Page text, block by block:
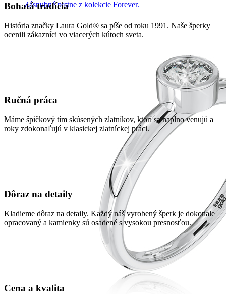
Zásnubné prstne z kolekcie Forever.
Bohatá tradícia
História značky Laura Gold® sa píše od roku 1991. Naše šperky
ocenili zákazníci vo viacerých kútoch sveta.
Ručná práca
Máme špičkový tím skúsených zlatníkov, ktorí sa naplno venujú a
roky zdokonaľujú v klasickej zlatníckej práci.
Dôraz na detaily
Kladieme dôraz na detaily. Každý náš vyrobený šperk je dokonale
opracovaný a kamienky sú osadené s vysokou presnosťou.
Cena a kvalita